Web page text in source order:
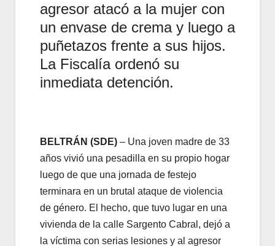
agresor atacó a la mujer con
un envase de crema y luego a
puñetazos frente a sus hijos.
La Fiscalía ordenó su
inmediata detención.
BELTRÁN (SDE) – Una joven madre de 33
años vivió una pesadilla en su propio hogar
luego de que una jornada de festejo
terminara en un brutal ataque de violencia
de género. El hecho, que tuvo lugar en una
vivienda de la calle Sargento Cabral, dejó a
la víctima con serias lesiones y al agresor